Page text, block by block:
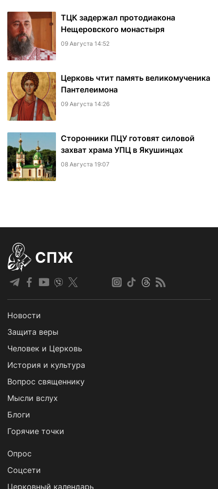
ТЦК задержал протодиакона
Нещеровского монастыря
09 Августа 14:52
Церковь чтит память великомученика
Пантелеимона
09 Августа 14:26
Сторонники ПЦУ готовят силовой
захват храма УПЦ в Якушинцах
08 Августа 19:07
СПЖ
Новости
Защита веры
Человек и Церковь
История и культура
Вопрос священнику
Мысли вслух
Блоги
Горячие точки
Опрос
Cоцсети
Церковный календарь